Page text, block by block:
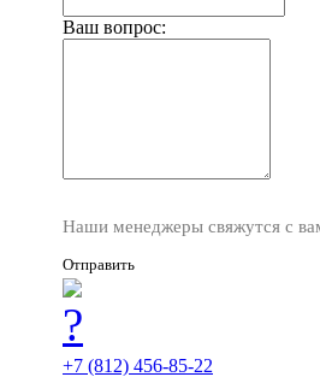
Ваш вопрос:
Наши менеджеры свяжутся с
Отправить
+7 (812) 456-85-22